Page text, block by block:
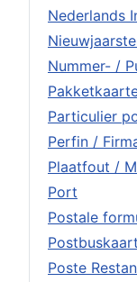
Nederlands
Nummer- /
Particulier
Perfin /
Plaatfout /
Port
Postale
Poste